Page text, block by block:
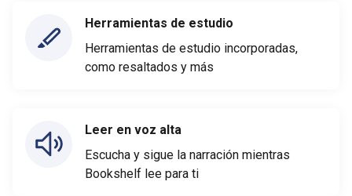
Herramientas de estudio
Herramientas de estudio incorporadas,
como resaltados y más
Leer en voz alta
Escucha y sigue la narración mientras
Bookshelf lee para ti